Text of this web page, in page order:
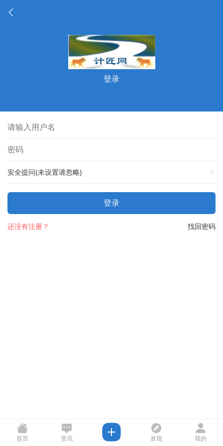
登录
安全提问(未设置请忽略)
登录
找回密码
还没有注册？
首页 资讯 发现 我的